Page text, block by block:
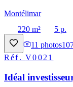
Montélimar
220 m²
5 p.
11 photos
Réf.V0021
Idéal